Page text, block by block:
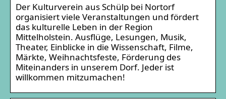
Der Kulturverein aus Schülp bei Nortorf
organisiert viele Veranstaltungen und fördert
das kulturelle Leben in der Region
Mittelholstein. Ausflüge, Lesungen, Musik,
Theater, Einblicke in die Wissenschaft, Filme,
Märkte, Weihnachtsfeste, Förderung des
Miteinanders in unserem Dorf. Jeder ist
willkommen mitzumachen!